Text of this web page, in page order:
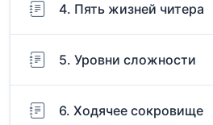
4. Пять жизней читера
5. Уровни сложности
6. Ходячее сокровище